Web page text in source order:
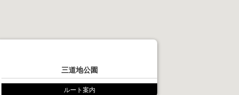
三道地公園
ルート案内